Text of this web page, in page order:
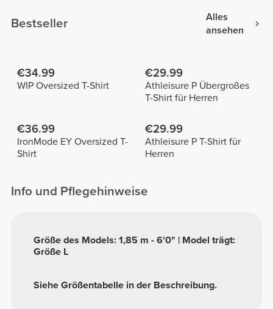
Bestseller
Alles
ansehen
€34.99
WIP Oversized T-Shirt
€29.99
Athleisure P Übergroßes
T-Shirt für Herren
€36.99
IronMode EY Oversized T-
Shirt
€29.99
Athleisure P T-Shirt für
Herren
Info und Pflegehinweise
Siehe Größentabelle in der Beschreibung.
Größe des Models: 1,85 m - 6'0" | Model trägt:
Größe L